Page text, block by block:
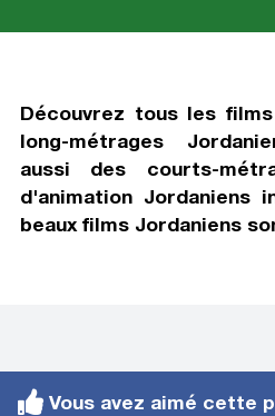
Découvrez tous les
long-métrages
aussi des courts-
d'animation Jordaniens
beaux films Jordaniens
Vous avez aimé cette